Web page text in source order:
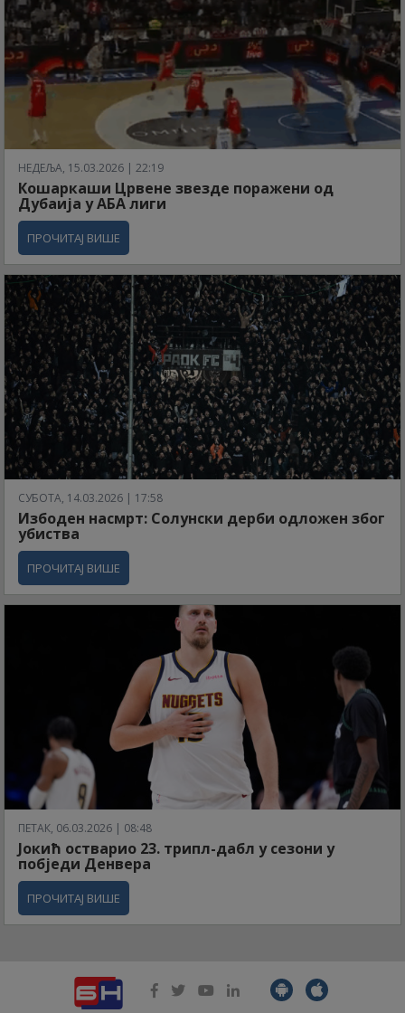
НЕДЕЉА, 15.03.2026 | 22:19
Кошаркаши Црвене звезде поражени од
Дубаија у АБА лиги
ПРОЧИТАЈ ВИШЕ
СУБОТА, 14.03.2026 | 17:58
Избоден насмрт: Солунски дерби одложен због
убиства
ПРОЧИТАЈ ВИШЕ
ПЕТАК, 06.03.2026 | 08:48
Јокић остварио 23. трипл-дабл у сезони у
побједи Денвера
ПРОЧИТАЈ ВИШЕ